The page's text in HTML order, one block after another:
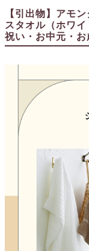
子育て卒業証書
ペーパーアイテム
DIY用品
引出物ギフト
ブライダルバッグ
演出用品
【引出物】アモ
スタオル（ホワ
祝い・お中元・お